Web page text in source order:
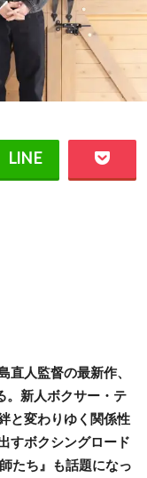
人監督の最新作、
。新人ボクサー・テ
と変わりゆく関係性
すボクシングロード
たち』も話題になっ